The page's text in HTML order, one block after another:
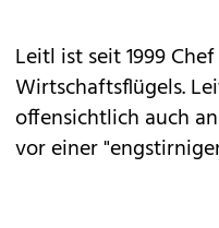
Leitl ist seit 1999
Wirtschaftsflügels.
offensichtlich auch
vor einer